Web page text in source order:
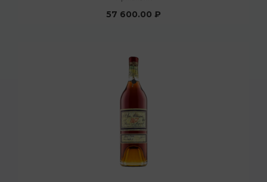
57 600.00 ₽